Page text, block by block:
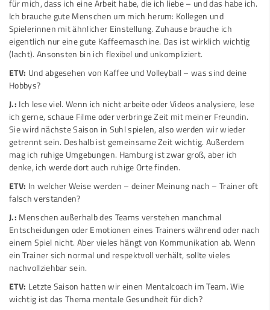
für mich, dass ich eine Arbeit habe, die ich liebe – und das habe ich.
Ich brauche gute Menschen um mich herum: Kollegen und
Spielerinnen mit ähnlicher Einstellung. Zuhause brauche ich
eigentlich nur eine gute Kaffeemaschine. Das ist wirklich wichtig
(lacht). Ansonsten bin ich flexibel und unkompliziert.
ETV: Und abgesehen von Kaffee und Volleyball – was sind deine
Hobbys?
J.: Ich lese viel. Wenn ich nicht arbeite oder Videos analysiere, lese
ich gerne, schaue Filme oder verbringe Zeit mit meiner Freundin.
Sie wird nächste Saison in Suhl spielen, also werden wir wieder
getrennt sein. Deshalb ist gemeinsame Zeit wichtig. Außerdem
mag ich ruhige Umgebungen. Hamburg ist zwar groß, aber ich
denke, ich werde dort auch ruhige Orte finden.
ETV: In welcher Weise werden – deiner Meinung nach – Trainer oft
falsch verstanden?
J.: Menschen außerhalb des Teams verstehen manchmal
Entscheidungen oder Emotionen eines Trainers während oder nach
einem Spiel nicht. Aber vieles hängt von Kommunikation ab. Wenn
ein Trainer sich normal und respektvoll verhält, sollte vieles
nachvollziehbar sein.
ETV: Letzte Saison hatten wir einen Mentalcoach im Team. Wie
wichtig ist das Thema mentale Gesundheit für dich?